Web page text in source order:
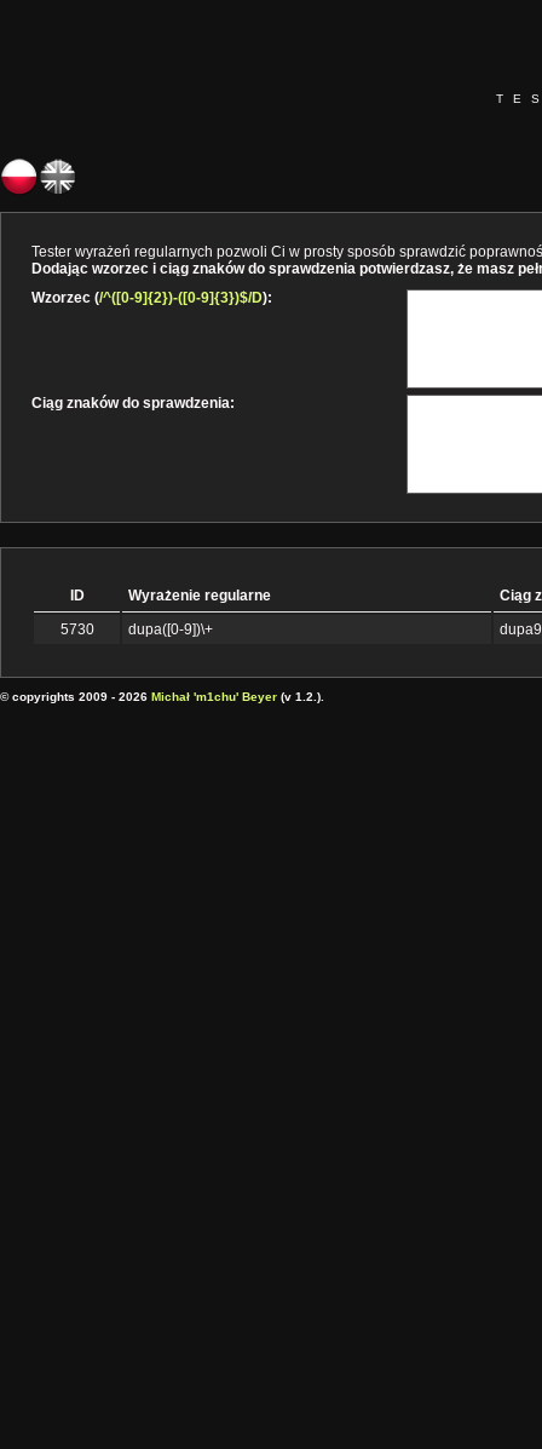
Tester wyrażeń regularnych pozwoli Ci w prosty sposób sprawdzić
Dodając wzorzec i ciąg znaków do sprawdzenia potwierdzasz, że masz
Wzorzec (/^([0-9]{2})-([0-9]{3})$/D):
Ciąg znaków do sprawdzenia:
ID Wyrażenie regularne
Ciąg
5730
dupa([0-9])\+
© copyrights 2009 - 2026 Michał 'm1chu' Beyer (v 1.2.).